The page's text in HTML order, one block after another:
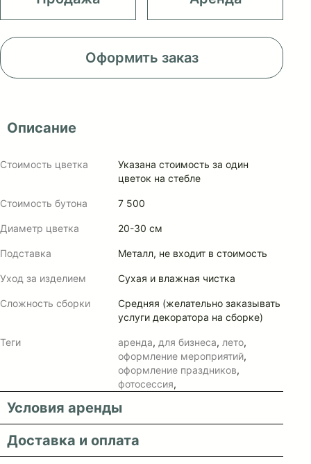
Оформить заказ
Описание
Стоимость цветка
Указана стоимость за один
цветок на стебле
Стоимость бутона 7 500
Диаметр цветка 20-30 см
Подставка Металл, не входит в стоимость
Уход за изделием Сухая и влажная чистка
Сложность сборки
Средняя (желательно заказывать
услуги декоратора на сборке)
Теги аренда, для бизнеса, лето,
оформление мероприятий,
оформление праздников,
фотосессия,
Условия аренды
Доставка и оплата